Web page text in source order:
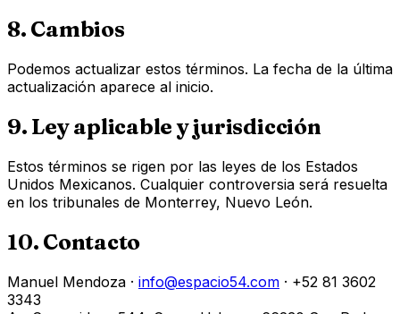
8. Cambios
Podemos actualizar estos términos. La fecha de la última
actualización aparece al inicio.
9. Ley aplicable y jurisdicción
Estos términos se rigen por las leyes de los Estados
Unidos Mexicanos. Cualquier controversia será resuelta
en los tribunales de Monterrey, Nuevo León.
10. Contacto
Manuel Mendoza · info@espacio54.com · +52 81 3602
3343